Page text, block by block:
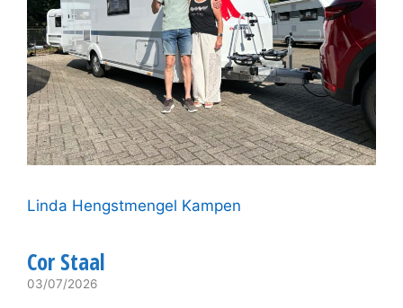
Linda Hengstmengel Kampen
Cor Staal
03/07/2026